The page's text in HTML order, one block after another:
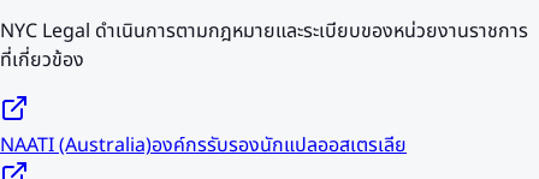
NYC Legal ดำเนินการตามกฎหมายและระเบียบของหน่วยงานราชการ
ที่เกี่ยวข้อง
NAATI (Australia)องค์กรรับรองนักแปลออสเตรเลีย